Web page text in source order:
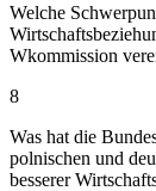
Welche
Wkommission
8
Was hat die
polnischen und
besserer